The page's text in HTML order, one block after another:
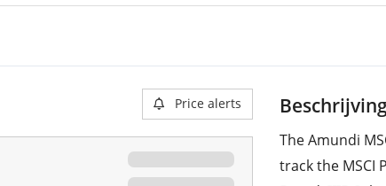
Price alerts
The Amundi
track the MSCI